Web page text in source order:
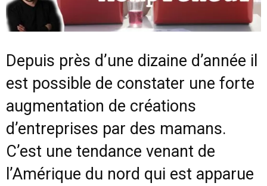
Depuis près d’une dizaine d’année il
est possible de constater une forte
augmentation de créations
d’entreprises par des mamans.
C’est une tendance venant de
l’Amérique du nord qui est apparue